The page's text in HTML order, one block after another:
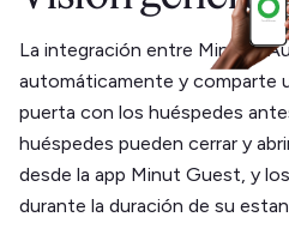
La integración entre Minut y
automáticamente y comparte
puerta con los huéspedes
huéspedes pueden cerrar y
desde la app Minut Guest, y
durante la duración de su